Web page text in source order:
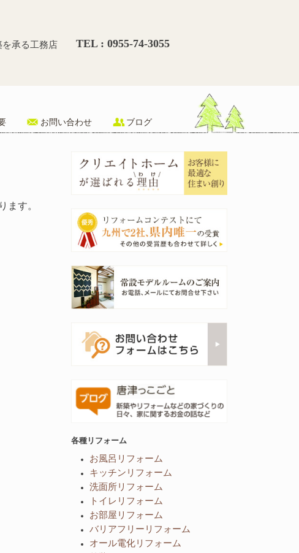
を承る工務店 TEL : 0955-74-3055
お問い合わせ ブログ
ます。
各種リフォーム
お風呂リフォーム
キッチンリフォーム
洗面所リフォーム
トイレリフォーム
お部屋リフォーム
バリアフリーリフォーム
オール電化リフォーム